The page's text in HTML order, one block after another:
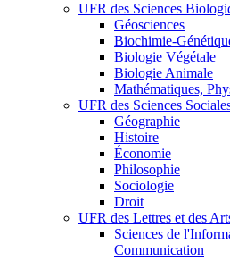
UFR des Sciences
Géosciences
Biochimie-
Biologie Végétale
Biologie Animale
Mathématiques,
UFR des Sciences
Géographie
Histoire
Économie
Philosophie
Sociologie
Droit
UFR des Lettres et des
Sciences de
Communication